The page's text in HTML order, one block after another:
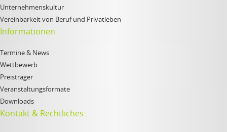
Unternehmenskultur
Vereinbarkeit von Beruf und Privatleben
Informationen
Termine & News
Wettbewerb
Preisträger
Veranstaltungsformate
Downloads
Kontakt & Rechtliches